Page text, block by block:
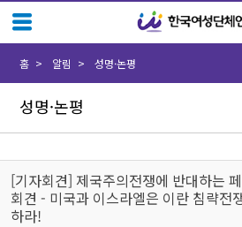
성명·논평
홈 알림 성명·논평
[기자회견] 제국주의전쟁에 반대하는
회견 - 미국과 이스라엘은 이란 침략전
하라!